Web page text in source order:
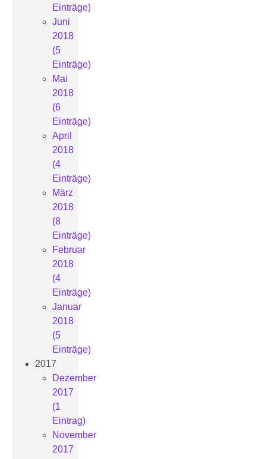
Einträge)
Juni
2018
(5
Einträge)
Mai
2018
(6
Einträge)
April
2018
(4
Einträge)
März
2018
(8
Einträge)
Februar
2018
(4
Einträge)
Januar
2018
(5
Einträge)
2017
Dezember
2017
(1
Eintrag)
November
2017